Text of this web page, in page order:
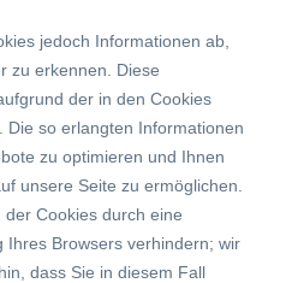
jedoch Informationen ab,
zu erkennen. Diese
der in den Cookies
Die so erlangten Informationen
zu optimieren und Ihnen
unsere Seite zu ermöglichen.
Cookies durch eine
Ihres Browsers verhindern; wir
dass Sie in diesem Fall